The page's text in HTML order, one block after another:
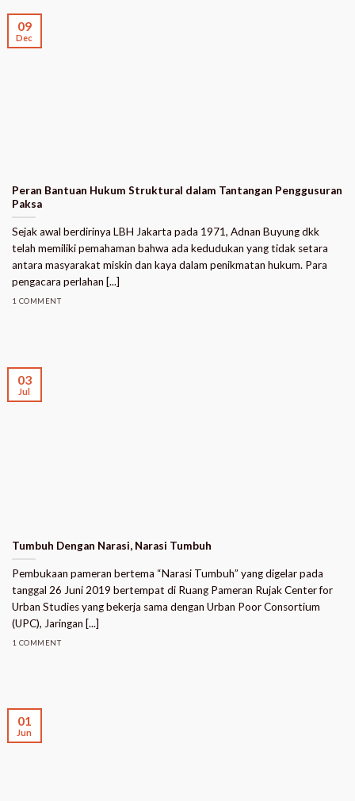
Peran Bantuan Hukum Struktural dalam Tantangan Penggusuran
Paksa
Sejak awal berdirinya LBH Jakarta pada 1971, Adnan Buyung dkk
telah memiliki pemahaman bahwa ada kedudukan yang tidak setara
antara masyarakat miskin dan kaya dalam penikmatan hukum. Para
pengacara perlahan [...]
1 COMMENT
09
Dec
Tumbuh Dengan Narasi, Narasi Tumbuh
Pembukaan pameran bertema “Narasi Tumbuh” yang digelar pada
tanggal 26 Juni 2019 bertempat di Ruang Pameran Rujak Center for
Urban Studies yang bekerja sama dengan Urban Poor Consortium
(UPC), Jaringan [...]
1 COMMENT
03
Jul
01
Jun